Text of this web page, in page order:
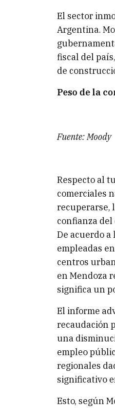
El sector
Argentina.
fiscal del
de
Peso de la
Fuente: Moody
Respecto al
comerciales
recuperarse,
confianza
De acuerdo
empleadas
centros
en Mendoza
significa un
El informe
recaudación
una
empleo
regionales
significativo
Esto, según